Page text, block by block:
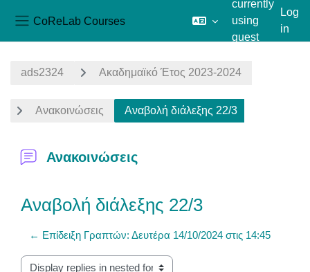
CoReLab Courses
currently
using
guest
Log
in
ads2324 Ακαδημαϊκό Έτος 2023-2024
Ανακοινώσεις Αναβολή διάλεξης 22/3
Ανακοινώσεις
Αναβολή διάλεξης 22/3
← Επίδειξη Γραπτών: Δευτέρα 14/10/2024 στις 14:45
Display mode